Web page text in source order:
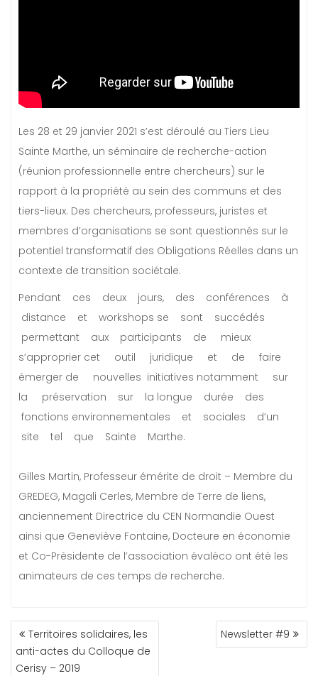
Les 28 et 29 janvier 2021 s’est déroulé au Tiers Lieu
Sainte Marthe, un séminaire de recherche-action
(réunion professionnelle entre chercheurs) sur le
rapport à la propriété au sein des communs et des
tiers-lieux. Des chercheurs, professeurs, juristes et
membres d’organisations se sont questionnés sur le
potentiel transformatif des Obligations Réelles dans un
contexte de transition sociétale.
Pendant ces deux jours, des conférences à
distance et workshops se sont succédés
permettant aux participants de mieux
s’approprier cet outil juridique et de faire
émerger de nouvelles initiatives notamment sur
la préservation sur la longue durée des
fonctions environnementales et sociales d’un
site tel que Sainte Marthe.
Gilles Martin, Professeur émérite de droit – Membre du
GREDEG, Magali Cerles, Membre de Terre de liens,
anciennement Directrice du CEN Normandie Ouest
ainsi que Geneviève Fontaine, Docteure en économie
et Co-Présidente de l’association évaléco ont été les
animateurs de ces temps de recherche.
NAVIGATION
DE
L’ARTICLE
Territoires solidaires, les
anti-actes du Colloque de
Cerisy – 2019
Newsletter #9